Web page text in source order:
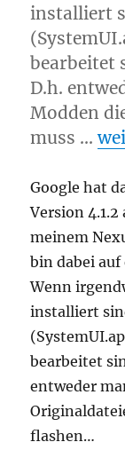
installiert
bearbeitet
D.h.
Modden
muss …
Google hat
Version
meinem
bin dabei
Wenn
installiert
bearbeitet
entweder
flashen…